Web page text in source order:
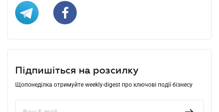
Підпишіться на розсилку
Щопонеділка отримуйте weekly-digest про ключові події бізнесу